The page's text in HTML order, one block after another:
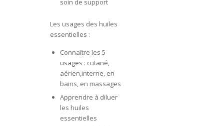
soin de support
Les usages des huiles
essentielles :
Connaître les 5
usages : cutané,
aérien,interne, en
bains, en massages
Apprendre à diluer
les huiles
essentielles